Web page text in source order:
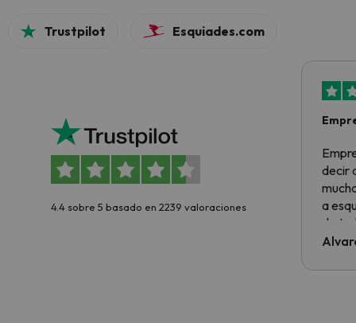
Trustpilot Esquiades.com
4.4 sobre 5 basado en 2239 valoraciones
decir
a
de
al
culpa